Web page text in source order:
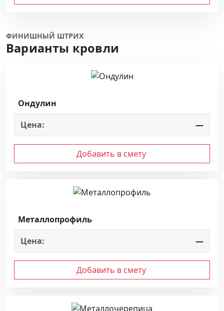
ФИНИШНЫЙ ШТРИХ
Варианты кровли
Ондулин
Цена:
—
Добавить в смету
Металлопрофиль
Цена:
—
Добавить в смету